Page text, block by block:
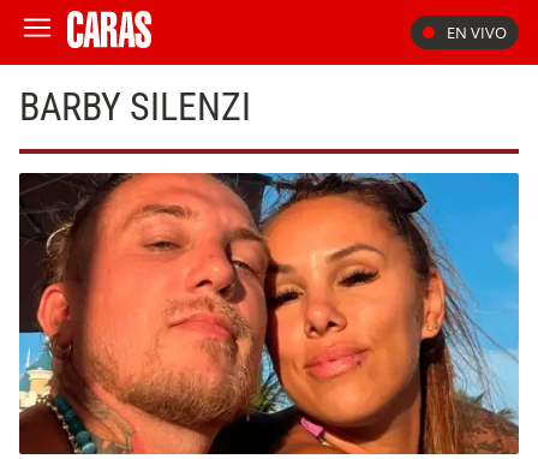
EN VIVO
BARBY SILENZI